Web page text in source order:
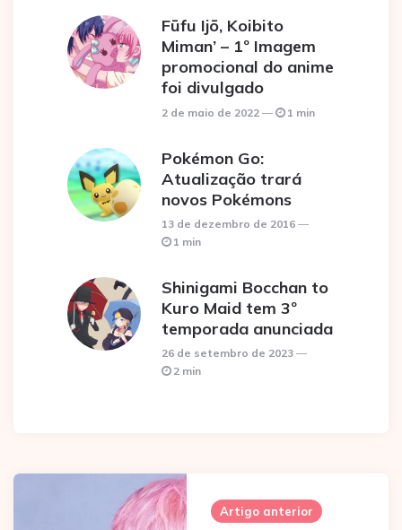
Fūfu Ijō, Koibito
Miman’ – 1º Imagem
promocional do anime
foi divulgado
2 de maio de 2022 1 min
Pokémon Go:
Atualização trará
novos Pokémons
13 de dezembro de 2016
1 min
Shinigami Bocchan to
Kuro Maid tem 3º
temporada anunciada
26 de setembro de 2023
2 min
Post
navigation
Artigo anterior